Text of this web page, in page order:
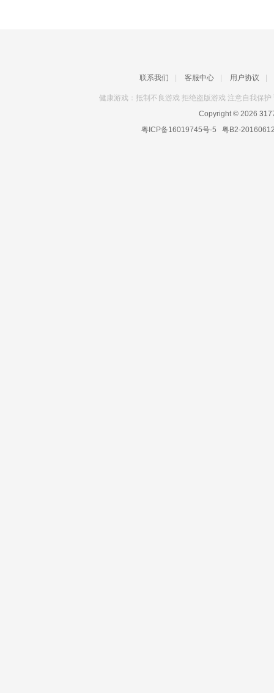
联系我们 客服中心 用户协议
健康游戏：抵制不良游戏 拒绝盗版游戏 注意自我保
Copyright © 2026
粤ICP备16019745号-5 粤B2-